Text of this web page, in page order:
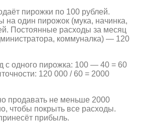
пирожки по 100 рублей.
один пирожок (мука, начинка,
Постоянные расходы за месяц
коммуналка) — 120
с одного пирожка: 100 — 40 = 60
120 000 / 60 = 2000
продавать не меньше 2000
чтобы покрыть все расходы.
прибыль.